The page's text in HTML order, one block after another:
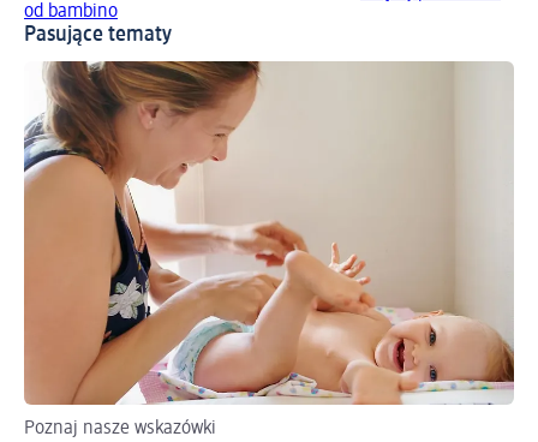
od bambino
Pasujące tematy
Poznaj nasze wskazówki